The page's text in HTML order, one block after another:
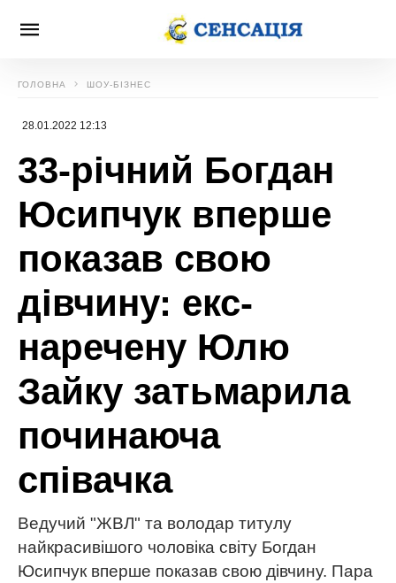
ГОЛОВНА ШОУ-БІЗНЕС
28.01.2022 12:13
33-річний Богдан
Юсипчук вперше
показав свою
дівчину: екс-
наречену Юлю
Зайку затьмарила
починаюча
співачка
Ведучий "ЖВЛ" та володар титулу
найкрасивішого чоловіка світу Богдан
Юсипчук вперше показав свою дівчину. Пара